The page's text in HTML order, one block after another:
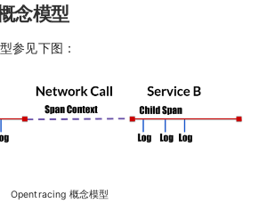
念模型
参见下图：
Opentracing 概念模型